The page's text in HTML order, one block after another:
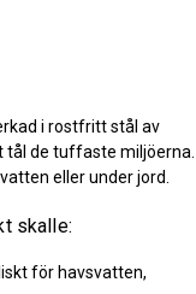
i rostfritt stål av
tål de tuffaste miljöerna.
eller under jord.
skalle:
för havsvatten,